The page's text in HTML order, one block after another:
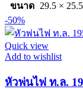
286MMx401MM
WHJ3503
WADFOW
ชิ้น
ขนาด
29.5 ×
-50%
Quick view
Add to wishlist
หัวพ่นไฟ ท.ล.